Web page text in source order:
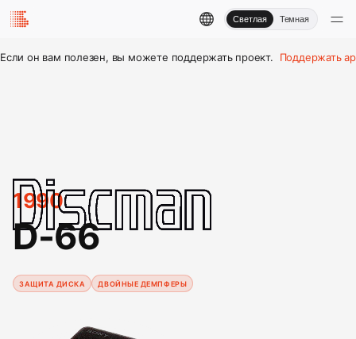
Светлая Темная
Если он вам полезен, вы можете поддержать проект. Поддержать
1990
D-66
ЗАЩИТА ДИСКА ДВОЙНЫЕ ДЕМПФЕРЫ